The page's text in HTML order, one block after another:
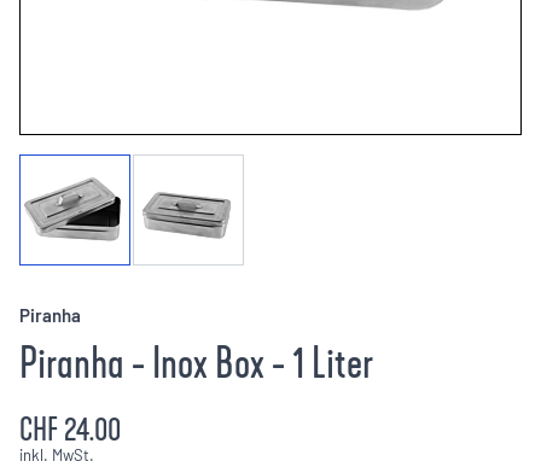
Piranha
Piranha - Inox Box - 1 Liter
CHF 24.00
inkl. MwSt.